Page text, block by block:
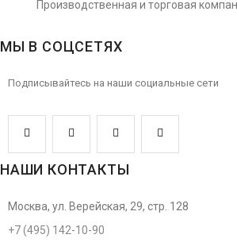
Производственная и торговая
МЫ В СОЦСЕТЯХ
Подписывайтесь на наши социальные сети
НАШИ КОНТАКТЫ
Москва, ул. Верейская, 29, стр. 128
+7 (495) 142-10-90